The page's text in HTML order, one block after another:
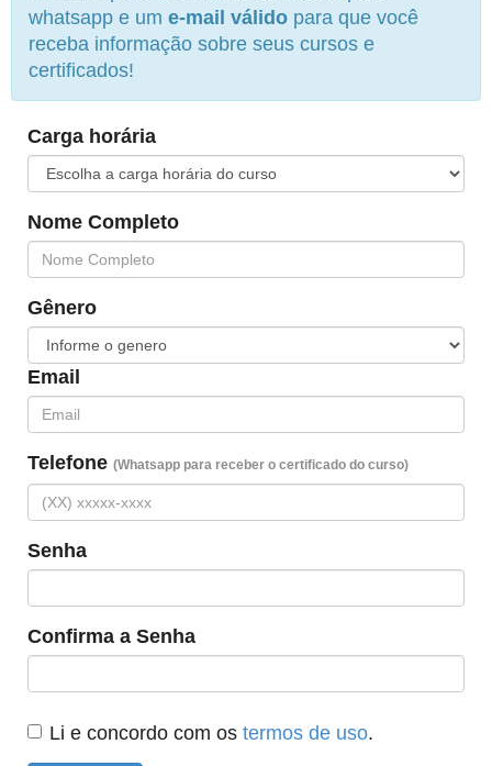
whatsapp e um e-mail válido para que você
receba informação sobre seus cursos e
certificados!
Carga horária
Nome Completo
Gênero
Email
Telefone (Whatsapp para receber o certificado do curso)
Senha
Confirma a Senha
Li e concordo com os termos de uso.